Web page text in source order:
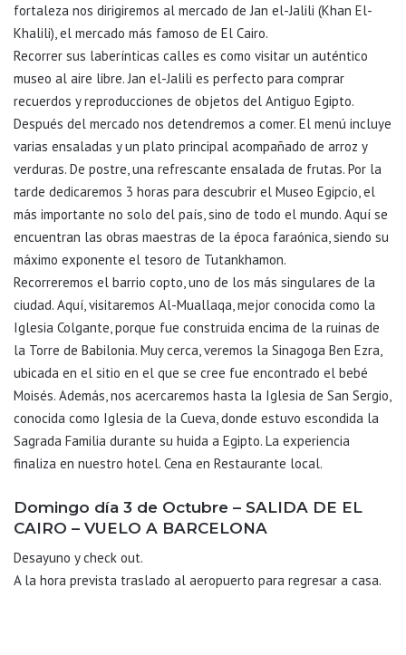
fortaleza nos dirigiremos al mercado de Jan el-Jalili (Khan El-
Khalili), el mercado más famoso de El Cairo.
Recorrer sus laberínticas calles es como visitar un auténtico
museo al aire libre. Jan el-Jalili es perfecto para comprar
recuerdos y reproducciones de objetos del Antiguo Egipto.
Después del mercado nos detendremos a comer. El menú incluye
varias ensaladas y un plato principal acompañado de arroz y
verduras. De postre, una refrescante ensalada de frutas. Por la
tarde dedicaremos 3 horas para descubrir el Museo Egipcio, el
más importante no solo del país, sino de todo el mundo. Aquí se
encuentran las obras maestras de la época faraónica, siendo su
máximo exponente el tesoro de Tutankhamon.
Recorreremos el barrio copto, uno de los más singulares de la
ciudad. Aquí, visitaremos Al-Muallaqa, mejor conocida como la
Iglesia Colgante, porque fue construida encima de la ruinas de
la Torre de Babilonia. Muy cerca, veremos la Sinagoga Ben Ezra,
ubicada en el sitio en el que se cree fue encontrado el bebé
Moisés. Además, nos acercaremos hasta la Iglesia de San Sergio,
conocida como Iglesia de la Cueva, donde estuvo escondida la
Sagrada Familia durante su huida a Egipto. La experiencia
finaliza en nuestro hotel. Cena en Restaurante local.
Domingo día 3 de Octubre – SALIDA DE EL
CAIRO – VUELO A BARCELONA
Desayuno y check out.
A la hora prevista traslado al aeropuerto para regresar a casa.